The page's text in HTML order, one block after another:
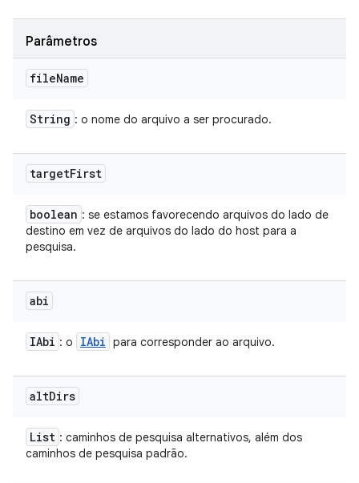
Parâmetros
fileName
String : o nome do arquivo a ser procurado.
targetFirst
boolean : se estamos favorecendo arquivos do lado de
destino em vez de arquivos do lado do host para a
pesquisa.
abi
IAbi : o IAbi para corresponder ao arquivo.
altDirs
List : caminhos de pesquisa alternativos, além dos
caminhos de pesquisa padrão.